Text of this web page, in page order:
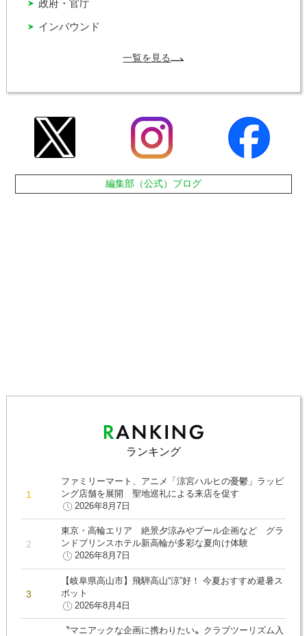
インバウンド
政府・官庁
一覧を見る
編集部（公式）ブログ
ランキング
ファミリーマート、アニメ「涼宮ハルヒの憂鬱」ラッピ
ング店舗を展開 聖地巡礼による来店を促す
2026年8月7日
東京・高輪エリア 絶景夕涼みやプール企画など グラ
ンドプリンスホテル新高輪が多彩な夏向け体験
2026年8月7日
【岐阜県高山市】飛騨高山“涼”好！ 今夏おすすめ避暑ス
ポット
2026年8月4日
〝マニアックな企画に携わりたい〟クラブツーリズム入